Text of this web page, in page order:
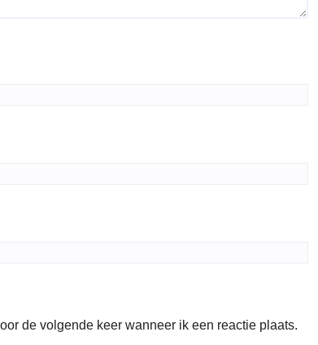
de volgende keer wanneer ik een reactie plaats.